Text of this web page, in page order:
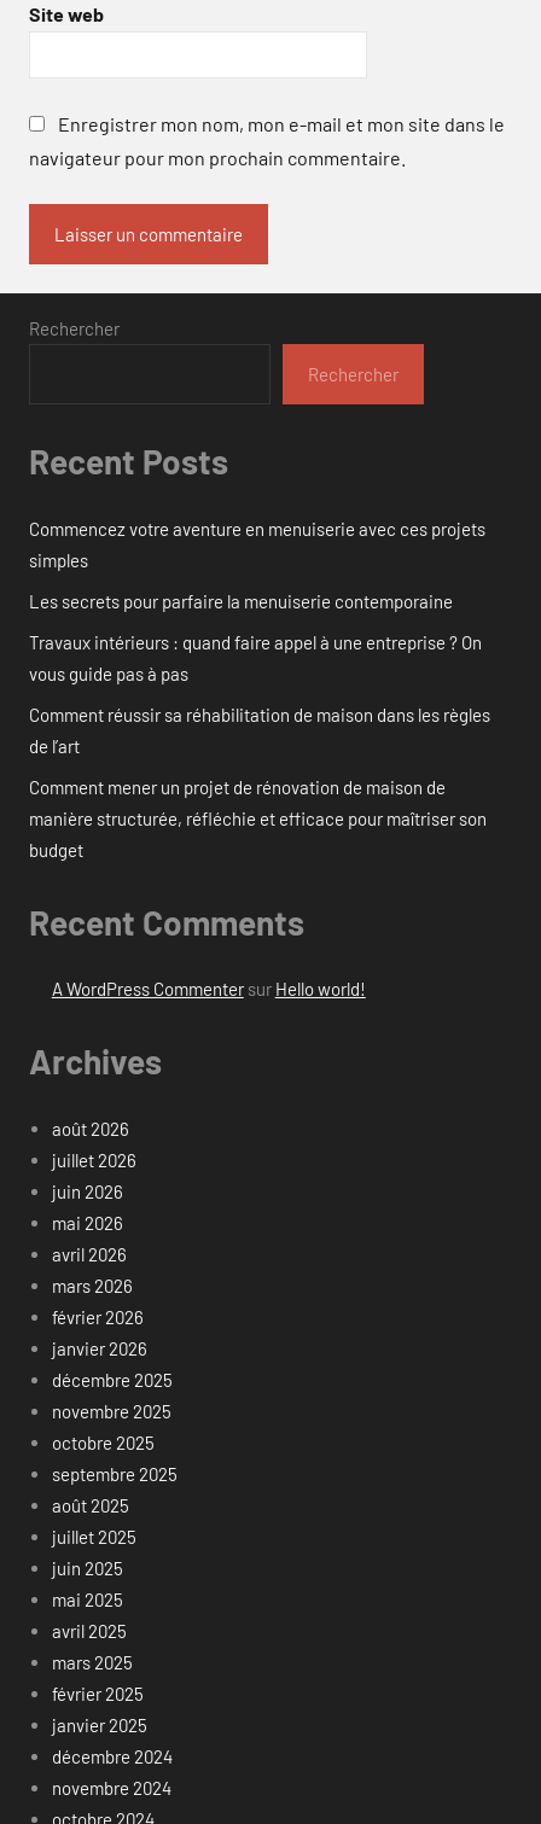
Site web
Enregistrer mon nom, mon e-mail et mon site dans le
navigateur pour mon prochain commentaire.
Rechercher
Rechercher
Recent Posts
Commencez votre aventure en menuiserie avec ces projets
simples
Les secrets pour parfaire la menuiserie contemporaine
Travaux intérieurs : quand faire appel à une entreprise ? On
vous guide pas à pas
Comment réussir sa réhabilitation de maison dans les règles
de l’art
Comment mener un projet de rénovation de maison de
manière structurée, réfléchie et efficace pour maîtriser son
budget
Recent Comments
A WordPress Commentersur Hello world!
Archives
août 2026
juillet 2026
juin 2026
mai 2026
avril 2026
mars 2026
février 2026
janvier 2026
décembre 2025
novembre 2025
octobre 2025
septembre 2025
août 2025
juillet 2025
juin 2025
mai 2025
avril 2025
mars 2025
février 2025
janvier 2025
décembre 2024
novembre 2024
octobre 2024